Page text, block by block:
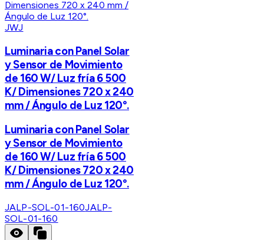
JWJ
Luminaria con Panel Solar
y Sensor de Movimiento
de 160 W/ Luz fría 6 500
K/ Dimensiones 720 x 240
mm / Ángulo de Luz 120°.
Luminaria con Panel Solar
y Sensor de Movimiento
de 160 W/ Luz fría 6 500
K/ Dimensiones 720 x 240
mm / Ángulo de Luz 120°.
JALP-SOL-01-160JALP-
SOL-01-160